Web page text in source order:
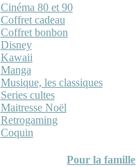
Cinéma 80 et 90
Coffret cadeau
Coffret bonbon
Disney
Kawaii
Manga
Musique, les classiques
Series cultes
Maitresse Noël
Retrogaming
Coquin
Pour la famille